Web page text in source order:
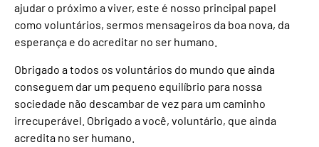
ajudar o próximo a viver, este é nosso principal papel
como voluntários, sermos mensageiros da boa nova, da
esperança e do acreditar no ser humano.
Obrigado a todos os voluntários do mundo que ainda
conseguem dar um pequeno equilíbrio para nossa
sociedade não descambar de vez para um caminho
irrecuperável. Obrigado a você, voluntário, que ainda
acredita no ser humano.